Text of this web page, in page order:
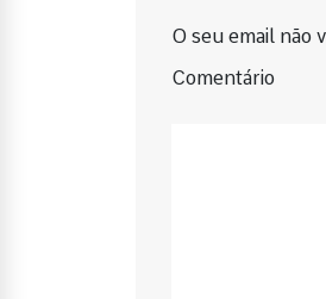
O seu email não
Comentário